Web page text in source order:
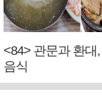
<84> 관문과 환대
음식